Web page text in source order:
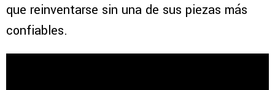
que reinventarse sin una de sus piezas más
confiables.